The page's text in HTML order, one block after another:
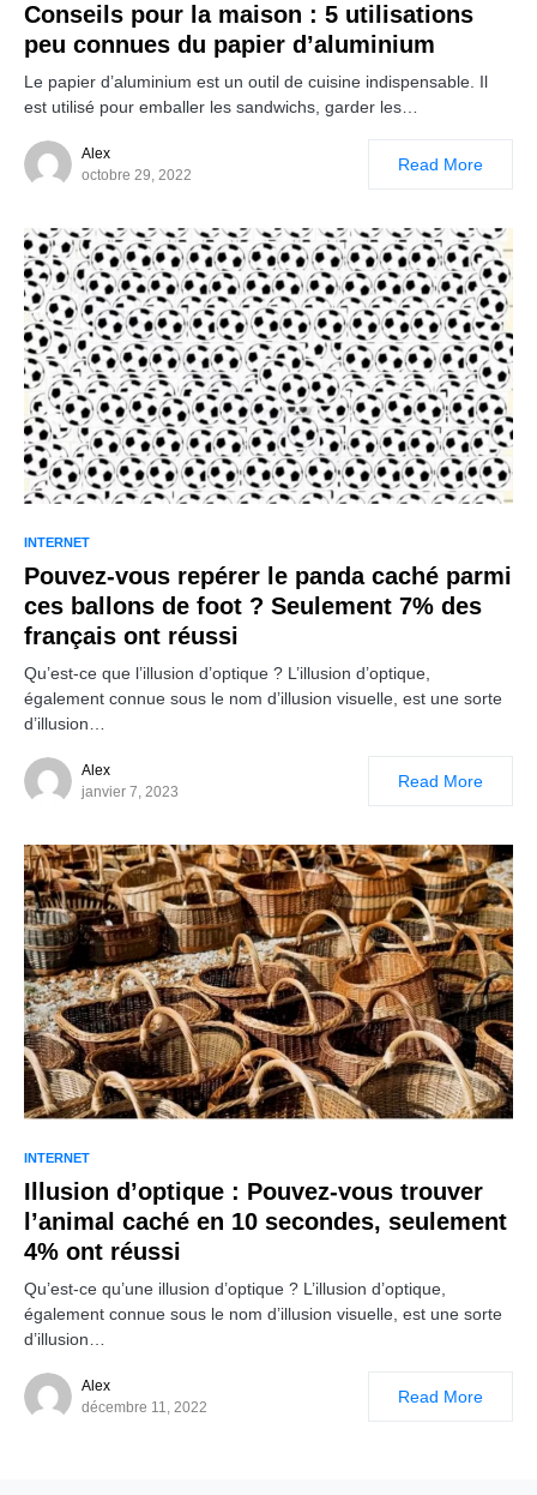
Conseils pour la maison : 5 utilisations
peu connues du papier d’aluminium
Le papier d’aluminium est un outil de cuisine indispensable. Il
est utilisé pour emballer les sandwichs, garder les…
Alex
octobre 29, 2022
Read More
INTERNET
Pouvez-vous repérer le panda caché parmi
ces ballons de foot ? Seulement 7% des
français ont réussi
Qu’est-ce que l’illusion d’optique ? L’illusion d’optique,
également connue sous le nom d’illusion visuelle, est une sorte
d’illusion…
Alex
janvier 7, 2023
Read More
INTERNET
Illusion d’optique : Pouvez-vous trouver
l’animal caché en 10 secondes, seulement
4% ont réussi
Qu’est-ce qu’une illusion d’optique ? L’illusion d’optique,
également connue sous le nom d’illusion visuelle, est une sorte
d’illusion…
Alex
décembre 11, 2022
Read More